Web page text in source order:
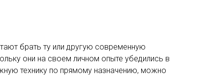
брать ту или другую современную
они на своем личном опыте убедились в
технику по прямому назначению, можно